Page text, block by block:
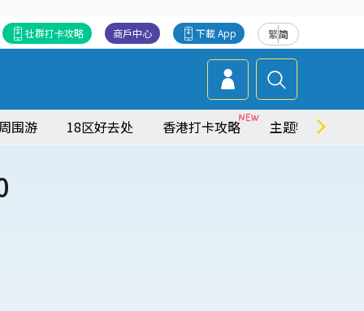
繁简
下載 App
商戶中心
社群打卡攻略
围游 18区好去处 香港打卡攻略 主题特集